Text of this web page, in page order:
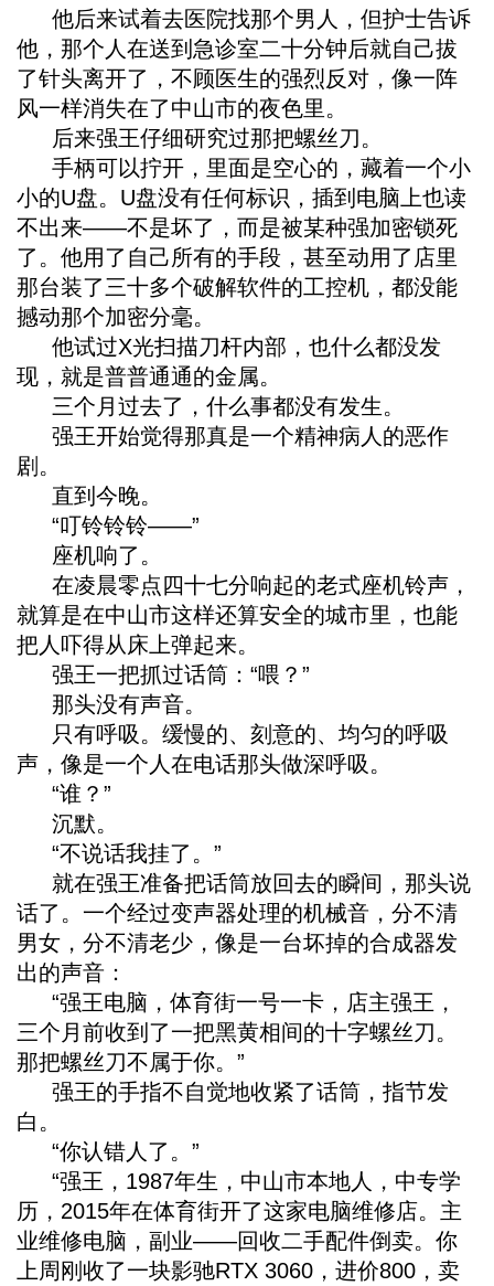
他后来试着去医院找那个男人，但护士告诉
他，那个人在送到急诊室二十分钟后就自己拔
了针头离开了，不顾医生的强烈反对，像一阵
风一样消失在了中山市的夜色里。
后来强王仔细研究过那把螺丝刀。
手柄可以拧开，里面是空心的，藏着一个小
小的U盘。U盘没有任何标识，插到电脑上也读
不出来——不是坏了，而是被某种强加密锁死
了。他用了自己所有的手段，甚至动用了店里
那台装了三十多个破解软件的工控机，都没能
撼动那个加密分毫。
他试过X光扫描刀杆内部，也什么都没发
现，就是普普通通的金属。
三个月过去了，什么事都没有发生。
强王开始觉得那真是一个精神病人的恶作
剧。
直到今晚。
“叮铃铃铃——”
座机响了。
在凌晨零点四十七分响起的老式座机铃声，
就算是在中山市这样还算安全的城市里，也能
把人吓得从床上弹起来。
强王一把抓过话筒：“喂？”
那头没有声音。
只有呼吸。缓慢的、刻意的、均匀的呼吸
声，像是一个人在电话那头做深呼吸。
“谁？”
沉默。
“不说话我挂了。”
就在强王准备把话筒放回去的瞬间，那头说
话了。一个经过变声器处理的机械音，分不清
男女，分不清老少，像是一台坏掉的合成器发
出的声音：
“强王电脑，体育街一号一卡，店主强王，
三个月前收到了一把黑黄相间的十字螺丝刀。
那把螺丝刀不属于你。”
强王的手指不自觉地收紧了话筒，指节发
白。
“你认错人了。”
“强王，1987年生，中山市本地人，中专学
历，2015年在体育街开了这家电脑维修店。主
业维修电脑，副业——回收二手配件倒卖。你
上周刚收了一块影驰RTX 3060，进价800，卖